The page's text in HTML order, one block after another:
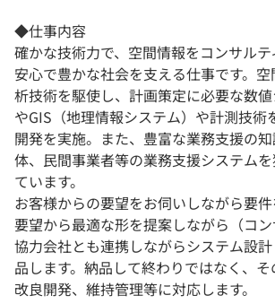
◆仕事内容
確かな技術力で、空間情報をコンサルテ
安心で豊かな社会を支える仕事です。
析技術を駆使し、計画策定に必要な数
やGIS（地理情報システム）や計測技術
開発を実施。また、豊富な業務支援の
体、民間事業者等の業務支援システム
ています。
お客様からの要望をお伺いしながら要
要望から最適な形を提案しながら（コン
協力会社とも連携しながらシステム設
品します。納品して終わりではなく、そ
改良開発、維持管理等に対応します。